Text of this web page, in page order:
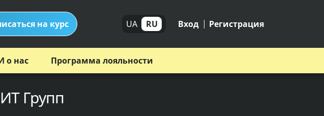
на курс UA RU Вход Регистрация
о нас Программа лояльности
Групп